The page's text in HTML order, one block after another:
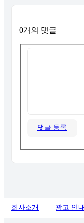
0개의 댓글
댓글 등록
회사소개 광고 안내